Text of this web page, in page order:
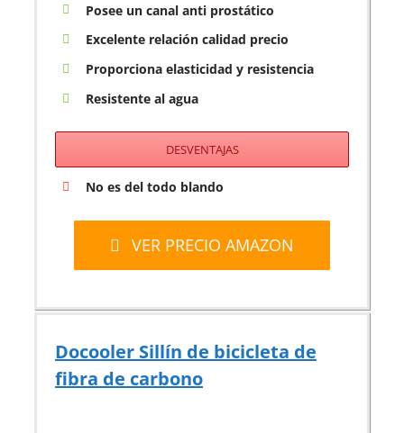
Posee un canal anti prostático
Excelente relación calidad precio
Proporciona elasticidad y resistencia
Resistente al agua
DESVENTAJAS
No es del todo blando
VER PRECIO AMAZON
Docooler Sillín de bicicleta de
fibra de carbono